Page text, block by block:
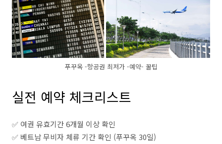
푸꾸옥 -항공권 최저가 -예약- 꿀팁
실전 예약 체크리스트
✅ 여권 유효기간 6개월 이상 확인
✅ 베트남 무비자 체류 기간 확인 (푸꾸옥 30일)